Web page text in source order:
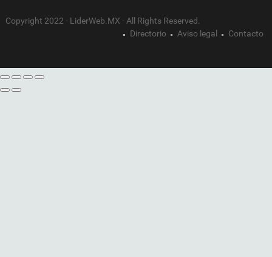
Copyright 2022 - LiderWeb.MX - All Rights Reserved.
Directorio
Aviso legal Contacto